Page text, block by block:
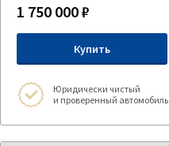
1 750 000 ₽
Купить
Юридически чистый
и проверенный автомобиль